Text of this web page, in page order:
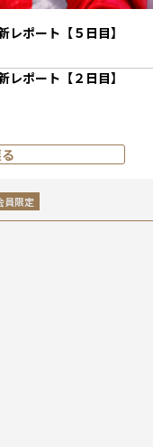
ポート【５日目】
ポート【２日目】
員限定